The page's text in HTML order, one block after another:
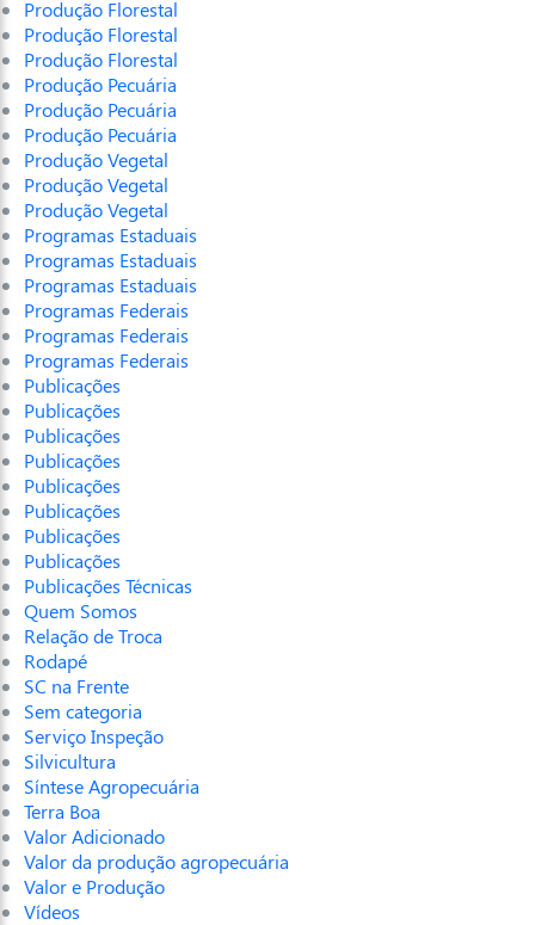
Produção Florestal
Produção Florestal
Produção Florestal
Produção Pecuária
Produção Pecuária
Produção Pecuária
Produção Vegetal
Produção Vegetal
Produção Vegetal
Programas Estaduais
Programas Estaduais
Programas Estaduais
Programas Federais
Programas Federais
Programas Federais
Publicações
Publicações
Publicações
Publicações
Publicações
Publicações
Publicações
Publicações
Publicações Técnicas
Quem Somos
Relação de Troca
Rodapé
SC na Frente
Sem categoria
Serviço Inspeção
Silvicultura
Síntese Agropecuária
Terra Boa
Valor Adicionado
Valor da produção agropecuária
Valor e Produção
Vídeos